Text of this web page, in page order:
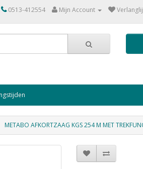
0513-412554 Mijn Account
METABO AFKORTZAAG KGS 254 M MET